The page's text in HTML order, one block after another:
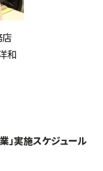
店
和
」実施スケジュール